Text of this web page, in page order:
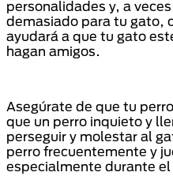
personalidades y, a
demasiado para tu gato,
ayudará a que tu gato
hagan amigos.
Asegúrate de que tu
que un perro inquieto y
perseguir y molestar al
perro frecuentemente y
especialmente durante el